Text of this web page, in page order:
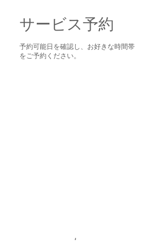
サービス予約
予約可能日を確認し、お好きな時間帯
をご予約ください。